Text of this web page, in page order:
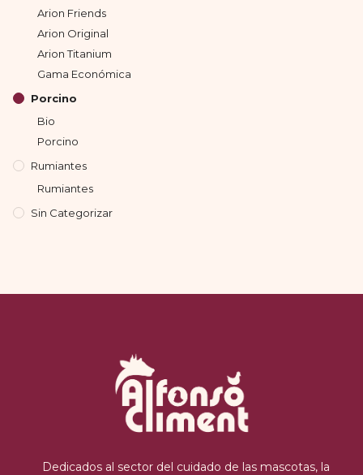
Arion Friends
Arion Original
Arion Titanium
Gama Económica
Porcino
Bio
Porcino
Rumiantes
Rumiantes
Sin Categorizar
Dedicados al sector del cuidado de las mascotas, la